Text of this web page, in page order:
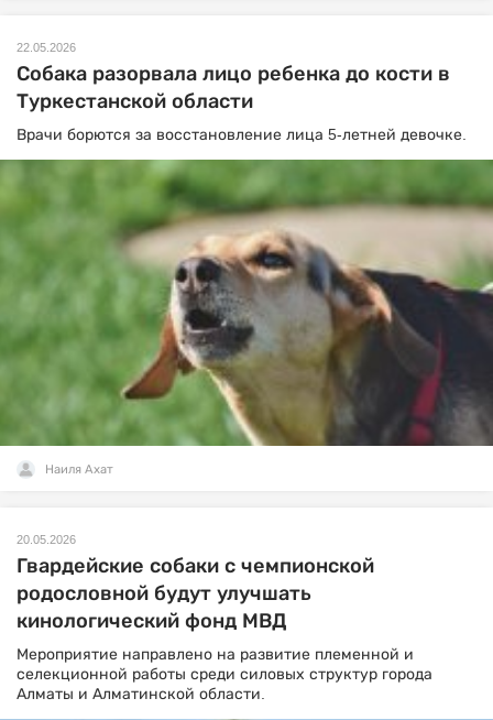
22.05.2026
Собака разорвала лицо ребенка до кости в
Туркестанской области
Врачи борются за восстановление лица 5-летней девочке.
Наиля Ахат
20.05.2026
Гвардейские собаки с чемпионской
родословной будут улучшать
кинологический фонд МВД
Мероприятие направлено на развитие племенной и
селекционной работы среди силовых структур города
Алматы и Алматинской области.